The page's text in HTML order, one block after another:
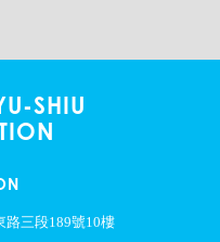
SHIU
路三段189號10樓